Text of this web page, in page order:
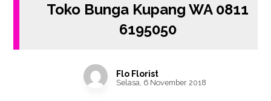
Toko Bunga Kupang WA 0811
6195050
Flo Florist
Selasa, 6 November 2018